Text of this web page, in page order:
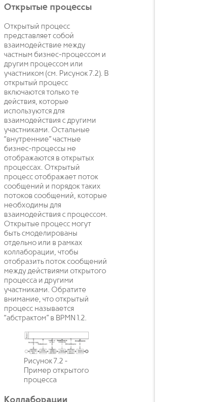
Открытые процессы
Открытый процесс
представляет собой
взаимодействие между
частным бизнес-процессом и
другим процессом или
участником (см. Рисунок 7.2). В
открытый процесс
включаются только те
действия, которые
используются для
взаимодействия с другими
участниками. Остальные
“внутренние” частные
бизнес-процессы не
отображаются в открытых
процессах. Открытый
процесс отображает поток
сообщений и порядок таких
потоков сообщений, которые
необходимы для
взаимодействия с процессом.
Открытые процесс могут
быть смоделированы
отдельно или в рамках
коллаборации, чтобы
отобразить поток сообщений
между действиями открытого
процесса и другими
участниками. Обратите
внимание, что открытый
процесс называется
“абстрактом” в BPMN 1.2.
Рисунок 7.2 -
Пример открытого
процесса